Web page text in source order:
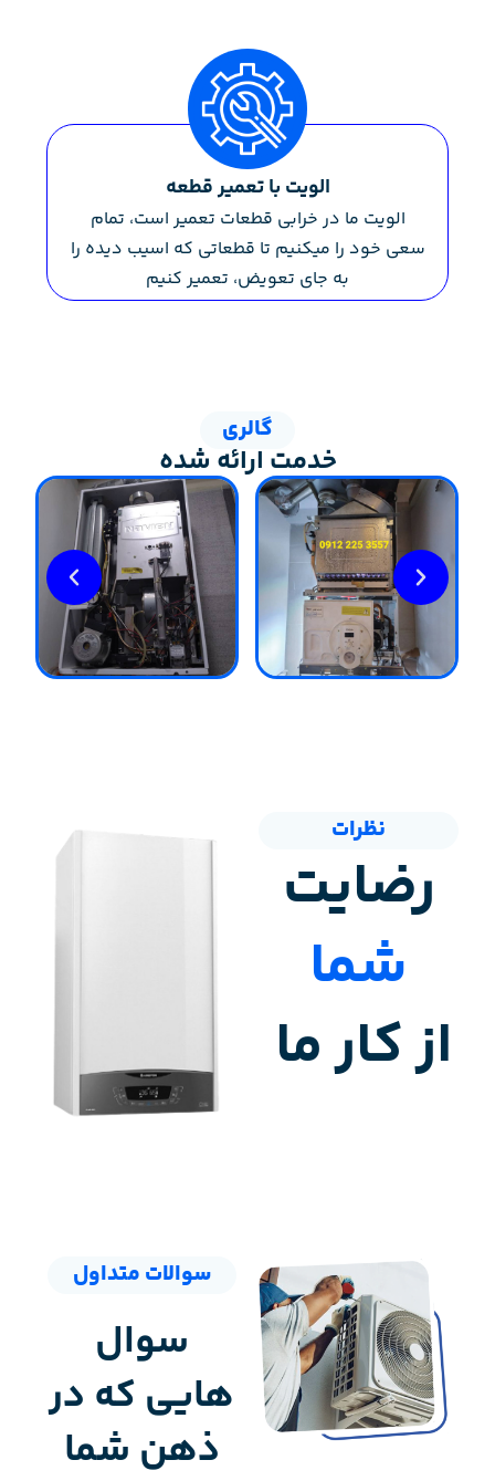
الویت با تعمیر قطعه
الویت ما در خرابی قطعات تعمیر است، تمام
سعی خود را میکنیم تا قطعاتی که اسیب دیده را
به جای تعویض، تعمیر کنیم
گالری
خدمت ارائه شده
نظرات
رضایت
شما
از کار ما
سوالات متداول
سوال
هایی که در
ذهن شما